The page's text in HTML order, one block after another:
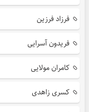
فرزاد فرزین
فریدون آسرایی
کامران مولایی
کسری زاهدی